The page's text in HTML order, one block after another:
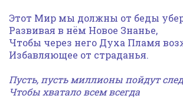
Этот Мир мы должны от беды
Развивая в нём Новое Знанье,
Чтобы через него Духа Пламя
Избавляющее от страданья.
Пусть, пусть миллионы пойдут
Чтобы хватало всем всегда